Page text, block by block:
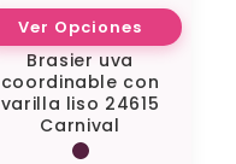
Brasier uva
coordinable con
varilla liso 24615
Carnival
Ver Opciones